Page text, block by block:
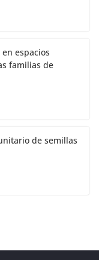
espacios
familias de
de semillas